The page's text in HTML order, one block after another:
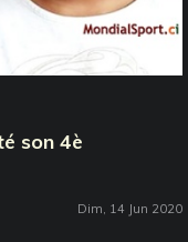
son 4è
Dim, 14 Jun 2020